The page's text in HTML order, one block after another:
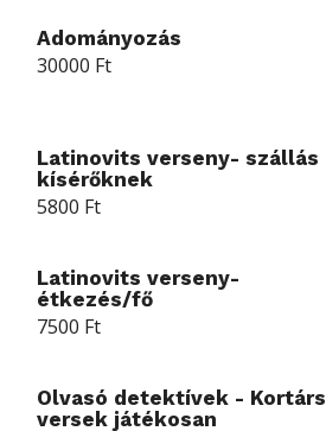
Adományozás
30000 Ft
Latinovits verseny- szállás
kísérőknek
5800 Ft
Latinovits verseny-
étkezés/fő
7500 Ft
Olvasó detektívek - Kortárs
versek játékosan